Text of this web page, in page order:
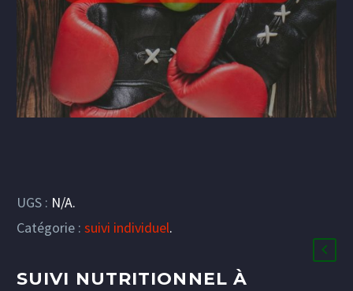
UGS : N/A.
Catégorie : suivi individuel.
SUIVI NUTRITIONNEL À